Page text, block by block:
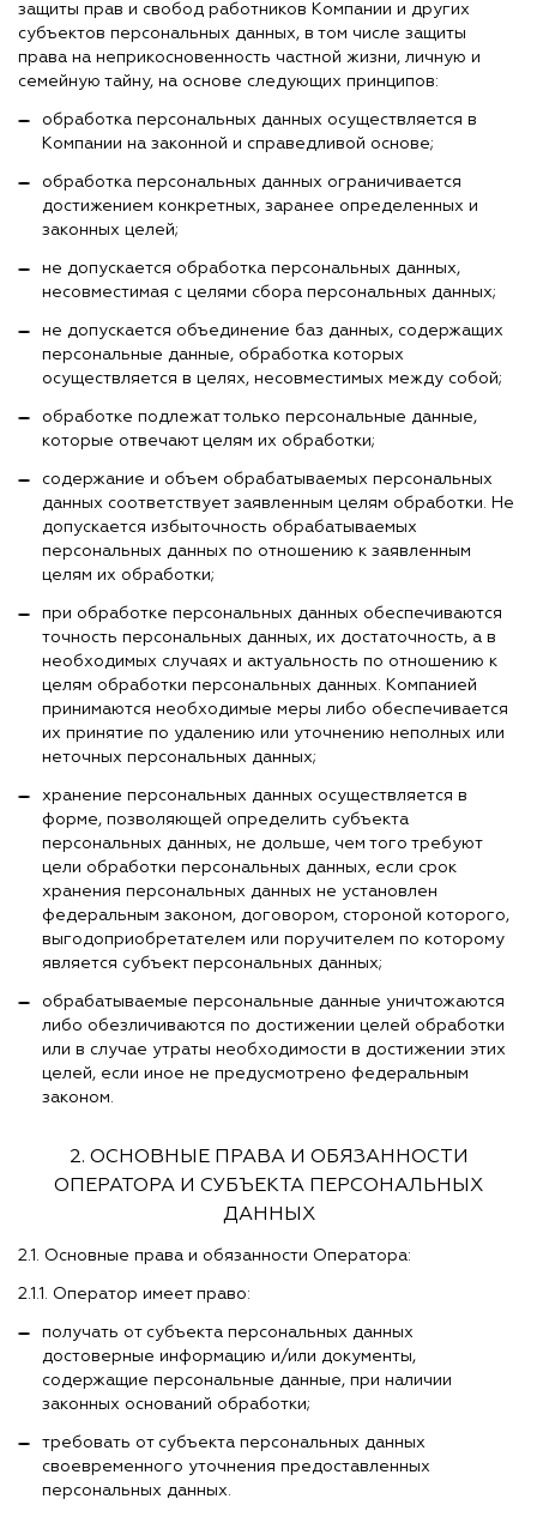
защиты прав и свобод работников Компании и других
субъектов персональных данных, в том числе защиты
права на неприкосновенность частной жизни, личную и
семейную тайну, на основе следующих принципов:
обработка персональных данных осуществляется в
Компании на законной и справедливой основе;
обработка персональных данных ограничивается
достижением конкретных, заранее определенных и
законных целей;
не допускается обработка персональных данных,
несовместимая с целями сбора персональных данных;
не допускается объединение баз данных, содержащих
персональные данные, обработка которых
осуществляется в целях, несовместимых между собой;
обработке подлежат только персональные данные,
которые отвечают целям их обработки;
содержание и объем обрабатываемых персональных
данных соответствует заявленным целям обработки. Не
допускается избыточность обрабатываемых
персональных данных по отношению к заявленным
целям их обработки;
при обработке персональных данных обеспечиваются
точность персональных данных, их достаточность, а в
необходимых случаях и актуальность по отношению к
целям обработки персональных данных. Компанией
принимаются необходимые меры либо обеспечивается
их принятие по удалению или уточнению неполных или
неточных персональных данных;
хранение персональных данных осуществляется в
форме, позволяющей определить субъекта
персональных данных, не дольше, чем того требуют
цели обработки персональных данных, если срок
хранения персональных данных не установлен
федеральным законом, договором, стороной которого,
выгодоприобретателем или поручителем по которому
является субъект персональных данных;
обрабатываемые персональные данные уничтожаются
либо обезличиваются по достижении целей обработки
или в случае утраты необходимости в достижении этих
целей, если иное не предусмотрено федеральным
законом.
2. ОСНОВНЫЕ ПРАВА И ОБЯЗАННОСТИ
ОПЕРАТОРА И СУБЪЕКТА ПЕРСОНАЛЬНЫХ
ДАННЫХ
2.1. Основные права и обязанности Оператора:
2.1.1. Оператор имеет право:
получать от субъекта персональных данных
достоверные информацию и/или документы,
содержащие персональные данные, при наличии
законных оснований обработки;
требовать от субъекта персональных данных
своевременного уточнения предоставленных
персональных данных.